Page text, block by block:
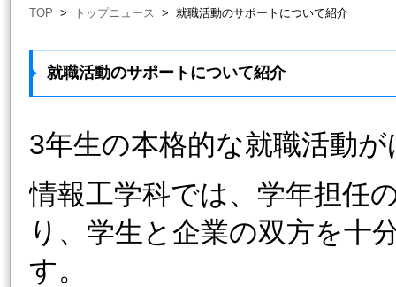
TOP > トップニュース > 就職活動のサポートについて紹介
就職活動のサポートについて紹介
3年生の本格的な就職活動
情報工学科では、学年担任
り、学生と企業の双方を十
す。